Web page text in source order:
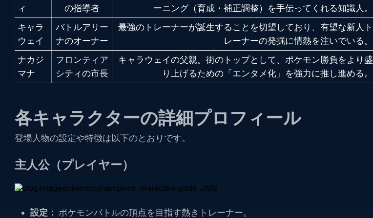
ィ
の指導者
ーニング（育成・補正調整）を手伝ってくれる知識人。
キャラ
ウェイ
バトルアリー
ナのオーナー
最強のトレーナーが誕生することを切望しており、有望な新人ト
レーナーの発掘に情熱を注いでいる。
ナカジ
マナ
フロンティア
シティの市長
キャラウェイの父親。街のトップとして、ポケモン勝負をより盛
り上げるための「エンタメ化」を強力に推し進める。
各キャラクターの詳細プロフィール
登場人物の設定や特徴は以下のとおりです。
主人公（プレイヤー）
設定： ポケモンバトルの頂点を目指す熱きトレーナー。